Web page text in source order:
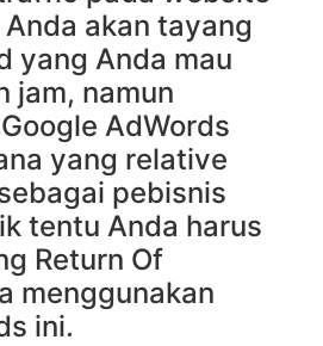
akan tayang
yang Anda mau
jam, namun
AdWords
yang relative
pebisnis
tentu Anda harus
Return Of
menggunakan
ini.